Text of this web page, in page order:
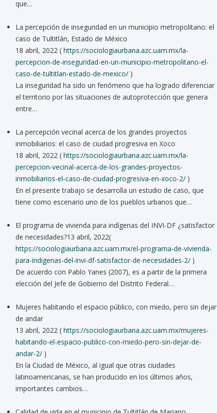
que…
La percepción de inseguridad en un municipio metropolitano: el
caso de Tultitlán, Estado de México
18 abril, 2022 ( https://sociologiaurbana.azc.uam.mx/la-
percepcion-de-inseguridad-en-un-municipio-metropolitano-el-
caso-de-tultitlan-estado-de-mexico/ )
La inseguridad ha sido un fenómeno que ha logrado diferenciar
el territorio por las situaciones de autoprotección que genera
entre…
La percepción vecinal acerca de los grandes proyectos
inmobiliarios: el caso de ciudad progresiva en Xoco
18 abril, 2022 ( https://sociologiaurbana.azc.uam.mx/la-
percepcion-vecinal-acerca-de-los-grandes-proyectos-
inmobiliarios-el-caso-de-ciudad-progresiva-en-xoco-2/ )
En el presente trabajo se desarrolla un estudio de caso, que
tiene como escenario uno de los pueblos urbanos que…
El programa de vivienda para indígenas del INVI-DF ¿satisfactor
de necesidades?13 abril, 2022(
https://sociologiaurbana.azc.uam.mx/el-programa-de-vivienda-
para-indigenas-del-invi-df-satisfactor-de-necesidades-2/ )
De acuerdo con Pablo Yanes (2007), es a partir de la primera
elección del Jefe de Gobierno del Distrito Federal…
Mujeres habitando el espacio público, con miedo, pero sin dejar
de andar
13 abril, 2022 ( https://sociologiaurbana.azc.uam.mx/mujeres-
habitando-el-espacio-publico-con-miedo-pero-sin-dejar-de-
andar-2/ )
En la Ciudad de México, al igual que otras ciudades
latinoamericanas, se han producido en los últimos años,
importantes cambios…